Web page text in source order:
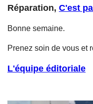
Réparation, C'est
Bonne semaine.
Prenez soin de vous et
L'équipe éditoriale